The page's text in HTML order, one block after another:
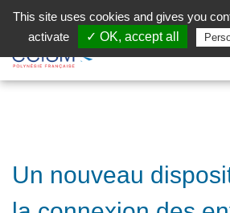
Facebook (Customer Chat) is
Un nouveau
This site uses cookies and gives you
activate
✓ OK, accept all